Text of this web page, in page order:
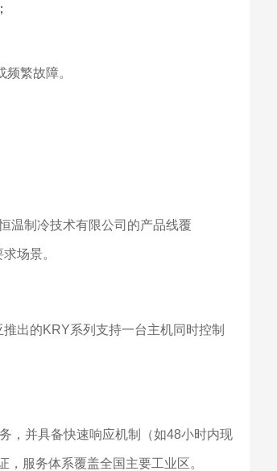
繁故障。
温制冷技术有限公司的产品线覆
场景。
出的KRY系列支持一台主机同时控制
，并具备快速响应机制（如48小时内现
服务体系覆盖全国主要工业区。